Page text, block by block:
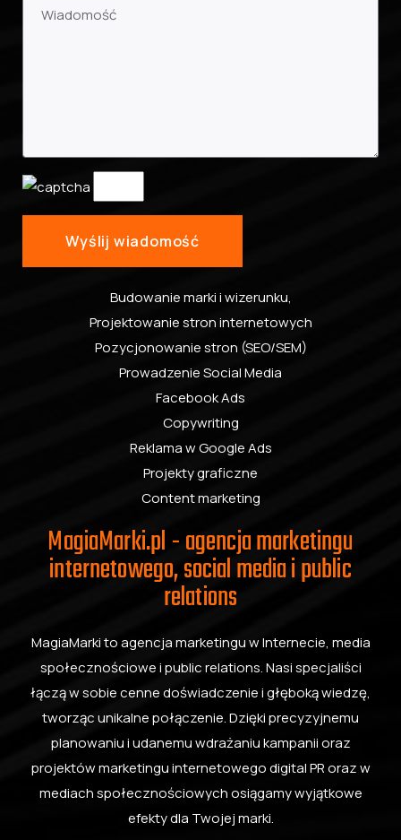
Budowanie marki i wizerunku,
Projektowanie stron internetowych
Pozycjonowanie stron (SEO/SEM)
Prowadzenie Social Media
Facebook Ads
Copywriting
Reklama w Google Ads
Projekty graficzne
Content marketing
MagiaMarki.pl - agencja marketingu
internetowego, social media i public
relations
MagiaMarki to agencja marketingu w Internecie, media
społecznościowe i public relations. Nasi specjaliści
łączą w sobie cenne doświadczenie i głęboką wiedzę,
tworząc unikalne połączenie. Dzięki precyzyjnemu
planowaniu i udanemu wdrażaniu kampanii oraz
projektów marketingu internetowego digital PR oraz w
mediach społecznościowych osiągamy wyjątkowe
efekty dla Twojej marki.